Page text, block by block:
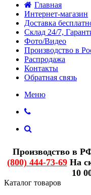
Главная
Интернет-магазин
Доставка
Склад 24/7,
Фото/Видео
Производство в
Распродажа
Контакты
Обратная связь
Меню
Производство в
(800) 444-73-69На
10
Каталог товаров